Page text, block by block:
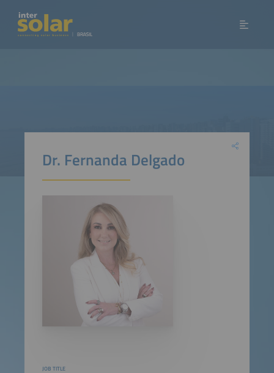
Dr. Fernanda Delgado
JOB TITLE